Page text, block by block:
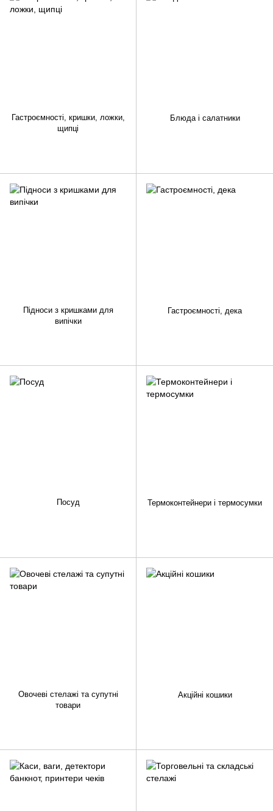
Гастроємності, кришки, ложки,
щипці
Блюда і салатники
Підноси з кришками для
випічки
Гастроємності, дека
Посуд Термоконтейнери і термосумки
Овочеві стелажі та супутні
товари
Акційні кошики